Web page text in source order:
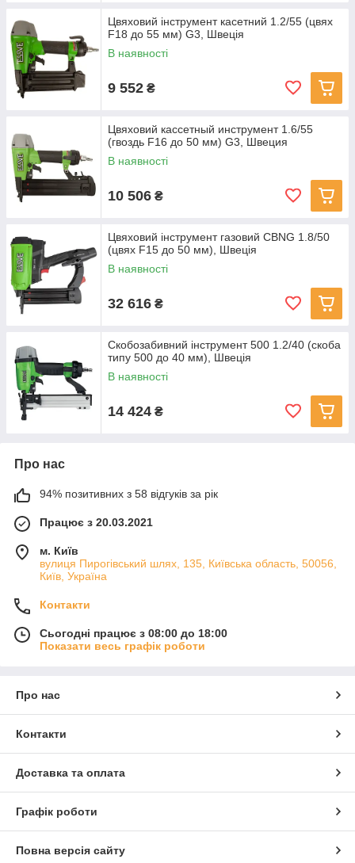
Цвяховий інструмент касетний 1.2/55 (цвях
F18 до 55 мм) G3, Швеція
В наявності
9 552 ₴
Цвяховий кассетный инструмент 1.6/55
(гвоздь F16 до 50 мм) G3, Швеция
В наявності
10 506 ₴
Цвяховий інструмент газовий CBNG 1.8/50
(цвях F15 до 50 мм), Швеція
В наявності
32 616 ₴
Скобозабивний інструмент 500 1.2/40 (скоба
типу 500 до 40 мм), Швеція
В наявності
14 424 ₴
Про нас
94% позитивних з 58 відгуків за рік
Працює з 20.03.2021
м. Київ
вулиця Пирогівський шлях, 135, Київська область, 50056,
Київ, Україна
Контакти
Сьогодні працює з 08:00 до 18:00
Показати весь графік роботи
Про нас
Контакти
Доставка та оплата
Графік роботи
Повна версія сайту